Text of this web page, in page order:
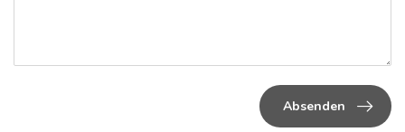
Absenden